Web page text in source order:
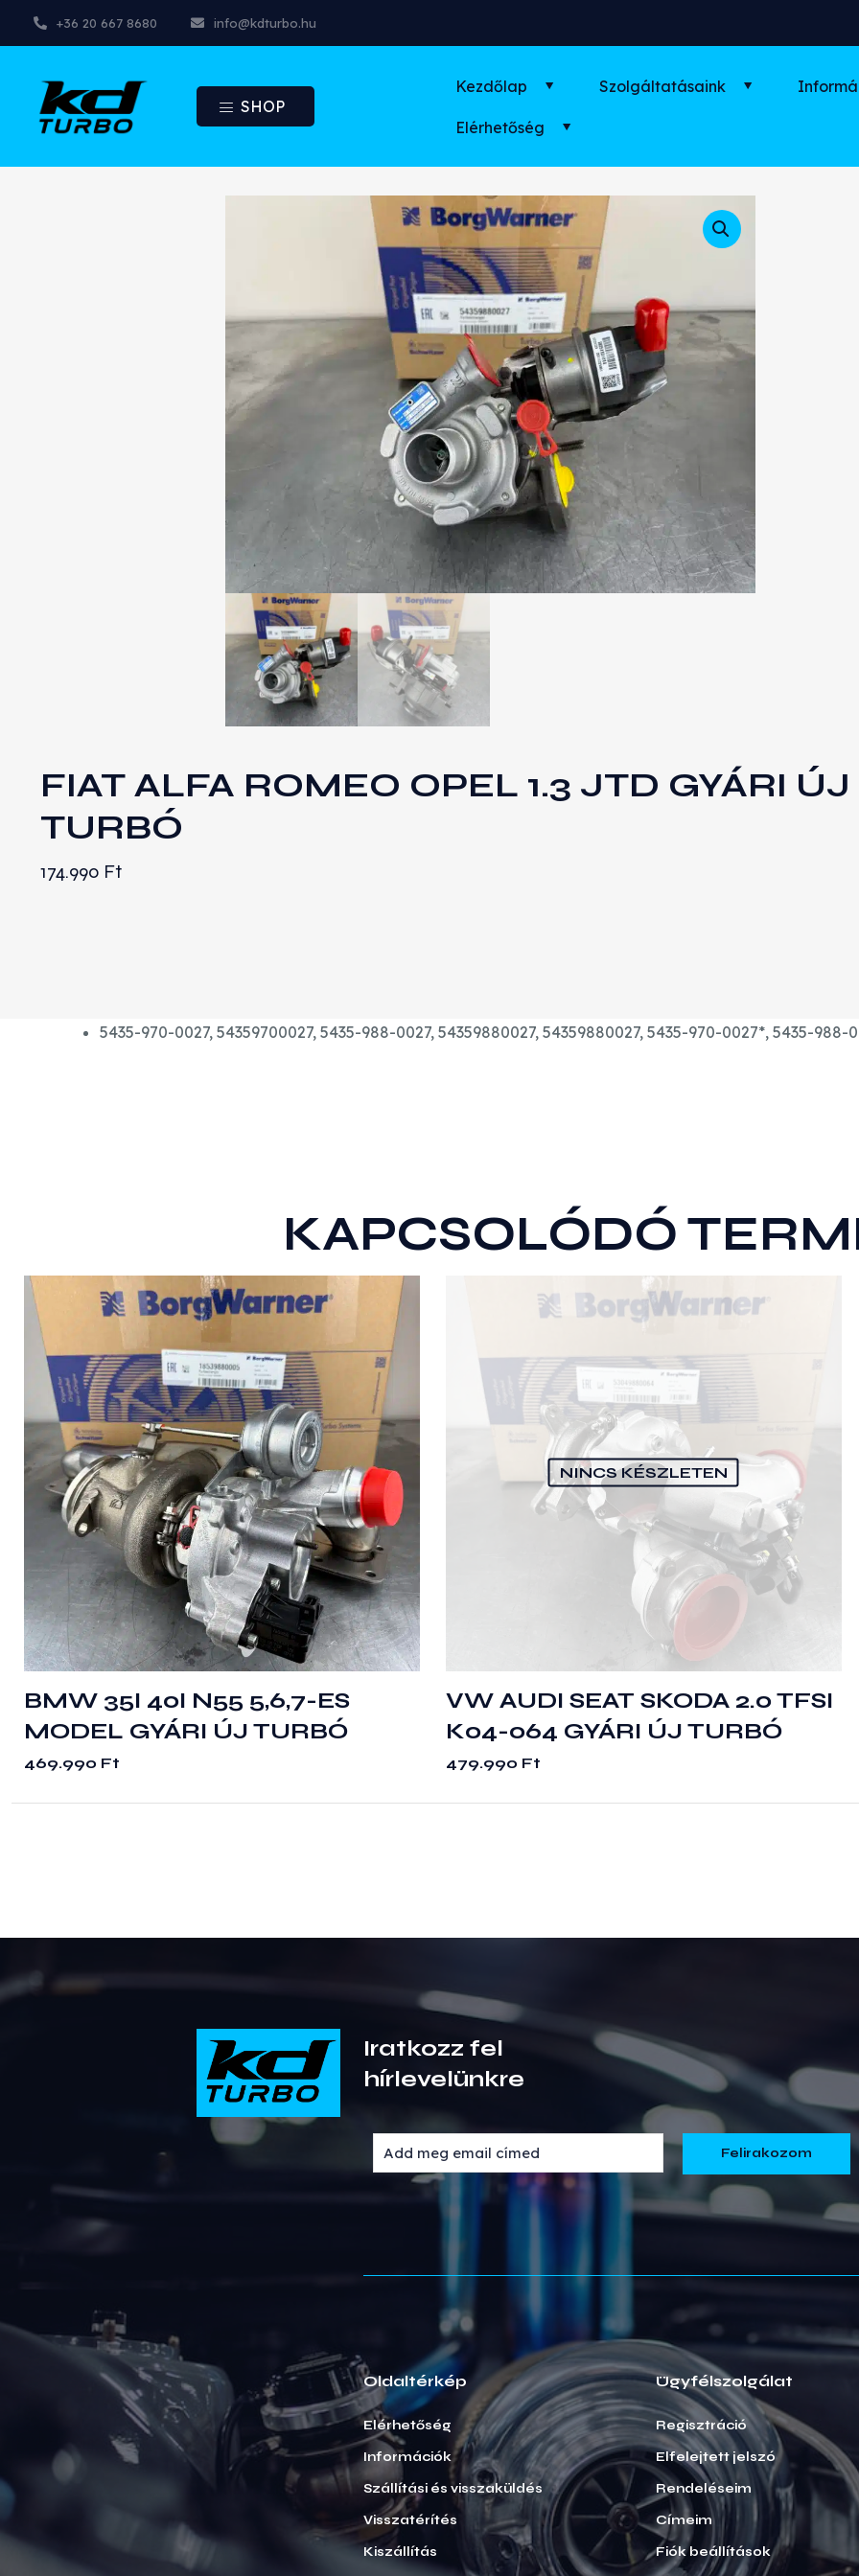
+36 20 667 8680 info@kdturbo.hu
SHOP
Kezdőlap Szolgáltatásaink
Elérhetőség
FIAT ALFA ROMEO OPEL 1.3 JTD GYÁRI ÚJ
TURBÓ
174.990 Ft
5435-970-0027, 54359700027, 5435-988-0027, 54359880027, 54359880027, 5435-970-0027*, 5435-988-
KAPCSOLÓDÓ
BMW 35I 40I N55 5,6,7-ES
MODEL GYÁRI ÚJ TURBÓ
469.990 Ft
NINCS KÉSZLETEN
VW AUDI SEAT SKODA 2.0 TFSI
K04-064 GYÁRI ÚJ TURBÓ
479.990 Ft
Iratkozz fel
hírlevelünkre
Oldaltérkép
Elérhetőség
Információk
Szállítási és visszaküldés
Visszatérítés
Kiszállítás
Ügyfélszolgálat
Regisztráció
Elfelejtett jelszó
Rendeléseim
Címeim
Fiók beállítások